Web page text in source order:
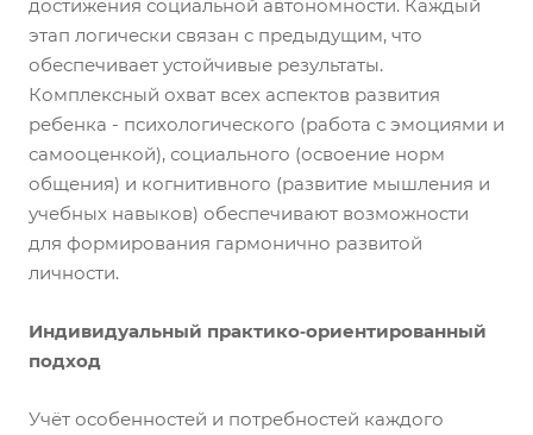
достижения социальной автономности. Каждый
этап логически связан с предыдущим, что
обеспечивает устойчивые результаты.
Комплексный охват всех аспектов развития
ребенка - психологического (работа с эмоциями и
самооценкой), социального (освоение норм
общения) и когнитивного (развитие мышления и
учебных навыков) обеспечивают возможности
для формирования гармонично развитой
личности.
Индивидуальный практико‑ориентированный
подход
Учёт особенностей и потребностей каждого